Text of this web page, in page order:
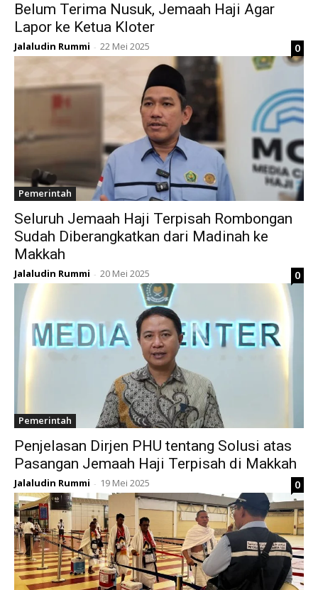
Belum Terima Nusuk, Jemaah Haji Agar
Lapor ke Ketua Kloter
Jalaludin Rummi - 22 Mei 2025 0
Pemerintah
Seluruh Jemaah Haji Terpisah Rombongan
Sudah Diberangkatkan dari Madinah ke
Makkah
Jalaludin Rummi - 20 Mei 2025 0
Pemerintah
Penjelasan Dirjen PHU tentang Solusi atas
Pasangan Jemaah Haji Terpisah di Makkah
Jalaludin Rummi - 19 Mei 2025 0